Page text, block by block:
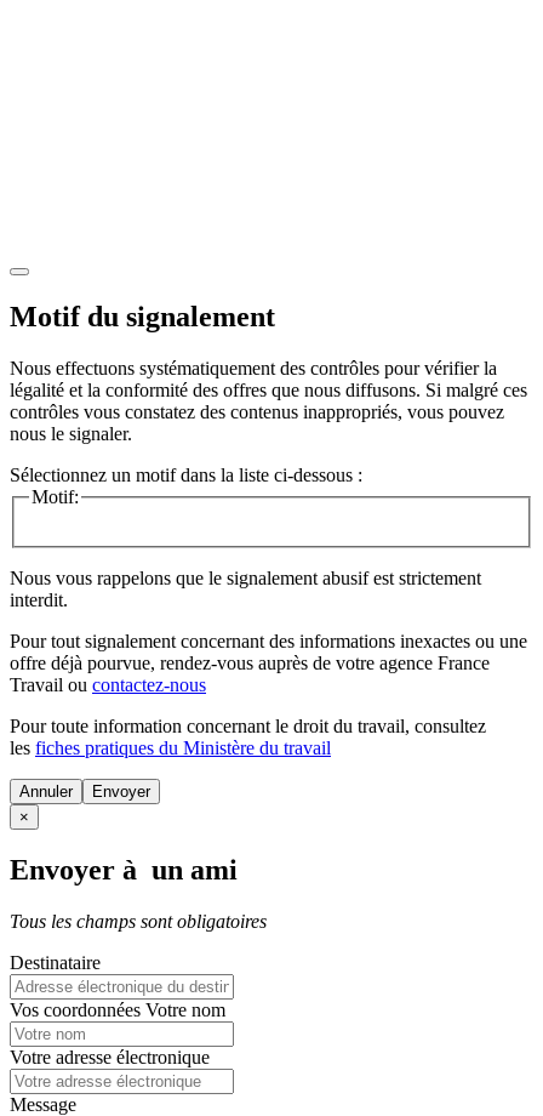
Motif du signalement
Nous effectuons systématiquement des contrôles pour vérifier la
légalité et la conformité des offres que nous diffusons. Si malgré ces
contrôles vous constatez des contenus inappropriés, vous pouvez
nous le signaler.
Sélectionnez un motif dans la liste ci-dessous :
Motif:
Nous vous rappelons que le signalement abusif est strictement
interdit.
Pour tout signalement concernant des informations inexactes ou une
offre déjà pourvue, rendez-vous auprès de votre agence France
Travail ou contactez-nous
Pour toute information concernant le droit du travail, consultez
les fiches pratiques du Ministère du travail
Annuler
×
Envoyer à un ami
Tous les champs sont obligatoires
Destinataire
Vos coordonnées Votre nom
Votre adresse électronique
Message